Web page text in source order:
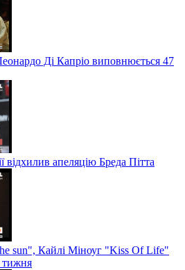
Ді Капріо виповнюється 47
відхилив апеляцію Бреда Пітта
sun", Кайлі Міноуг "Kiss Of Life"
тижня